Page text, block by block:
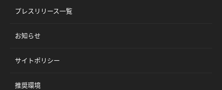
プレスリリース一覧
お知らせ
サイトポリシー
推奨環境